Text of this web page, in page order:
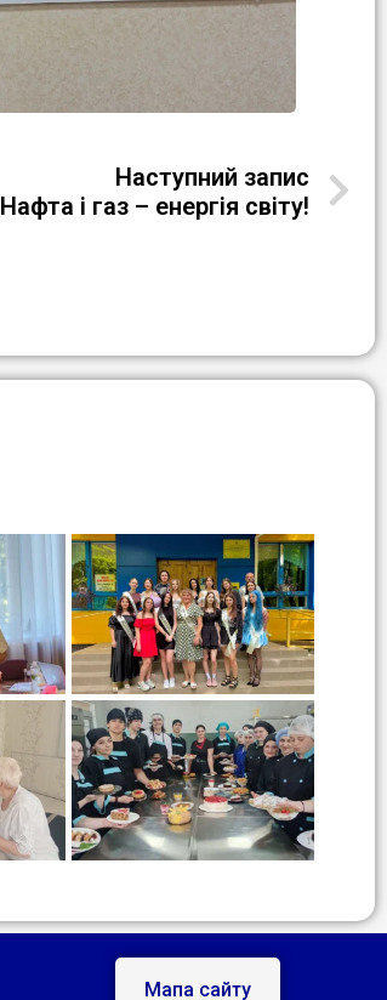
Наступний запис
Нафта і газ – енергія світу!
Мапа сайту